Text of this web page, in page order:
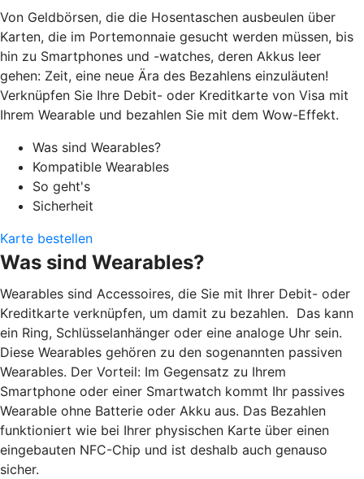
Von Geldbörsen, die die Hosentaschen ausbeulen über
Karten, die im Portemonnaie gesucht werden müssen, bis
hin zu Smartphones und -watches, deren Akkus leer
gehen: Zeit, eine neue Ära des Bezahlens einzuläuten!
Verknüpfen Sie Ihre Debit- oder Kreditkarte von Visa mit
Ihrem Wearable und bezahlen Sie mit dem Wow-Effekt.
Was sind Wearables?
Kompatible Wearables
So geht's
Sicherheit
Karte bestellen
Was sind Wearables?
Wearables sind Accessoires, die Sie mit Ihrer Debit- oder
Kreditkarte verknüpfen, um damit zu bezahlen. Das kann
ein Ring, Schlüsselanhänger oder eine analoge Uhr sein.
Diese Wearables gehören zu den sogenannten passiven
Wearables. Der Vorteil: Im Gegensatz zu Ihrem
Smartphone oder einer Smartwatch kommt Ihr passives
Wearable ohne Batterie oder Akku aus. Das Bezahlen
funktioniert wie bei Ihrer physischen Karte über einen
eingebauten NFC-Chip und ist deshalb auch genauso
sicher.